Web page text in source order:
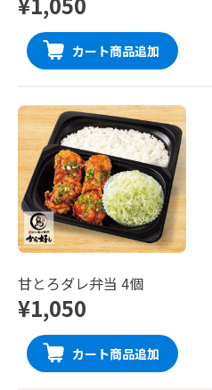
カート商品追加
甘とろダレ弁当 4個
¥1,050
カート商品追加